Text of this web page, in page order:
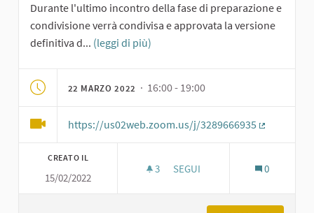
Durante l'ultimo incontro della fase di preparazione e
condivisione verrà condivisa e approvata la versione
definitiva d... (leggi di più)
22 MARZO 2022 · 16:00 - 19:00
https://us02web.zoom.us/j/3289666935
CREATO IL
15/02/2022
3 3 SOSTENITORI
SEGUI 0